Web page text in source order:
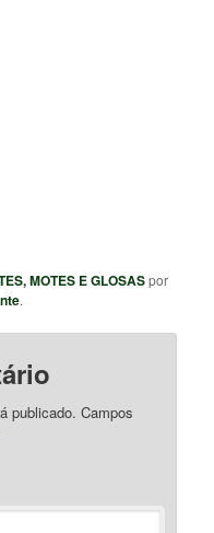
MOTES E GLOSASpor
.
publicado. Campos